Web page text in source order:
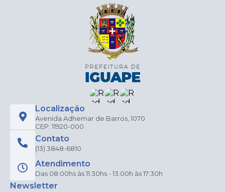
Localização
Avenida Adhemar de Barros, 1070
CEP: 11920-000
Contato
(13) 3848-6810
Atendimento
Das 08:00hs às 11:30hs - 13:00h às 17:30h
Newsletter